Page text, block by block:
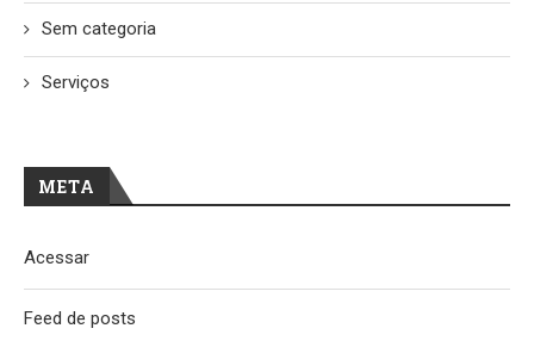
Sem categoria
Serviços
META
Acessar
Feed de posts